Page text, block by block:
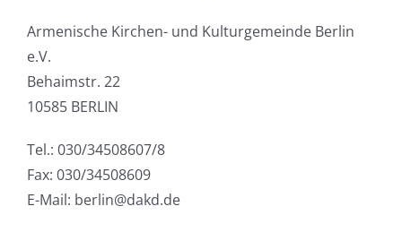
Armenische Kirchen- und Kulturgemeinde Berlin
e.V.
Behaimstr. 22
10585 BERLIN
Tel.: 030/34508607/8
Fax: 030/34508609
E-Mail: berlin@dakd.de